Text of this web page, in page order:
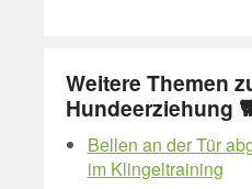
Weitere Themen
Hundeerziehung
Bellen an der Tür
im Klingeltraining